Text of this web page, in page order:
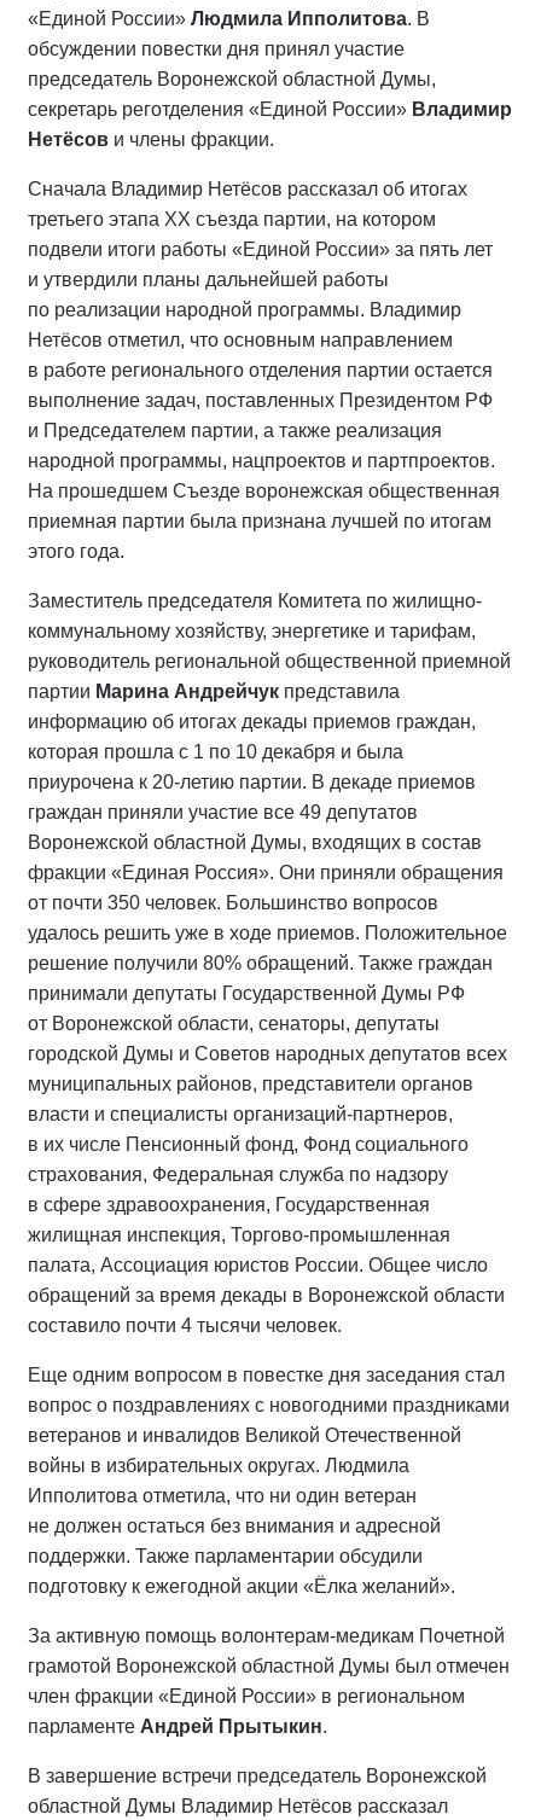
«Единой России» Людмила Ипполитова. В
обсуждении повестки дня принял участие
председатель Воронежской областной Думы,
секретарь реготделения «Единой России» Владимир
Нетёсов и члены фракции.
Сначала Владимир Нетёсов рассказал об итогах
третьего этапа XX съезда партии, на котором
подвели итоги работы «Единой России» за пять лет
и утвердили планы дальнейшей работы
по реализации народной программы. Владимир
Нетёсов отметил, что основным направлением
в работе регионального отделения партии остается
выполнение задач, поставленных Президентом РФ
и Председателем партии, а также реализация
народной программы, нацпроектов и партпроектов.
На прошедшем Съезде воронежская общественная
приемная партии была признана лучшей по итогам
этого года.
Заместитель председателя Комитета по жилищно-
коммунальному хозяйству, энергетике и тарифам,
руководитель региональной общественной приемной
партии Марина Андрейчук представила
информацию об итогах декады приемов граждан,
которая прошла с 1 по 10 декабря и была
приурочена к 20-летию партии. В декаде приемов
граждан приняли участие все 49 депутатов
Воронежской областной Думы, входящих в состав
фракции «Единая Россия». Они приняли обращения
от почти 350 человек. Большинство вопросов
удалось решить уже в ходе приемов. Положительное
решение получили 80% обращений. Также граждан
принимали депутаты Государственной Думы РФ
от Воронежской области, сенаторы, депутаты
городской Думы и Советов народных депутатов всех
муниципальных районов, представители органов
власти и специалисты организаций-партнеров,
в их числе Пенсионный фонд, Фонд социального
страхования, Федеральная служба по надзору
в сфере здравоохранения, Государственная
жилищная инспекция, Торгово-промышленная
палата, Ассоциация юристов России. Общее число
обращений за время декады в Воронежской области
составило почти 4 тысячи человек.
Еще одним вопросом в повестке дня заседания стал
вопрос о поздравлениях с новогодними праздниками
ветеранов и инвалидов Великой Отечественной
войны в избирательных округах. Людмила
Ипполитова отметила, что ни один ветеран
не должен остаться без внимания и адресной
поддержки. Также парламентарии обсудили
подготовку к ежегодной акции «Ёлка желаний».
За активную помощь волонтерам-медикам Почетной
грамотой Воронежской областной Думы был отмечен
член фракции «Единой России» в региональном
парламенте Андрей Прытыкин.
В завершение встречи председатель Воронежской
областной Думы Владимир Нетёсов рассказал